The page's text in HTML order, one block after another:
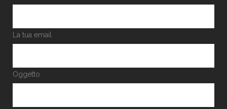
La tua email
Oggetto